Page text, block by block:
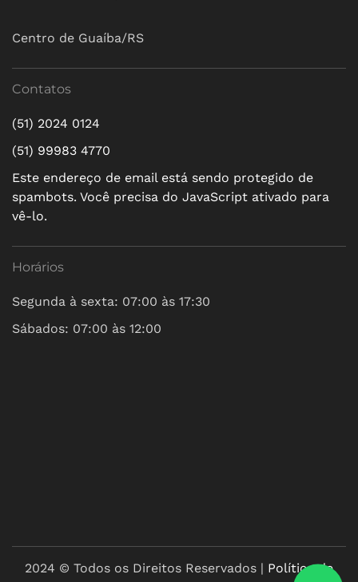
Centro de Guaíba/RS
Contatos
(51) 2024 0124
(51) 99983 4770
Este endereço de email está sendo protegido de
spambots. Você precisa do JavaScript ativado para
vê-lo.
Horários
Segunda à sexta: 07:00 às 17:30
Sábados: 07:00 às 12:00
2024 © Todos os Direitos Reservados | Política de